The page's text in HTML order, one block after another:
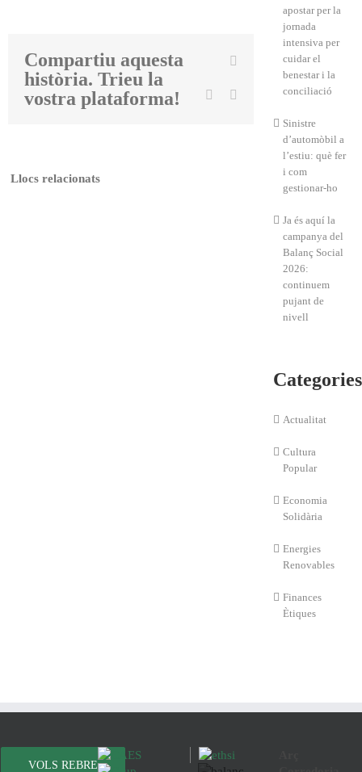
Compartiu aquesta
història. Trieu la
vostra plataforma!
Facebook
Linkedin
Llocs relacionats
apostar per la
jornada
intensiva per
cuidar el
benestar i la
conciliació
Sinistre
d’automòbil a
l’estiu: què fer
i com
gestionar-ho
Ja és aquí la
campanya del
Balanç Social
2026:
continuem
pujant de
nivell
Categories
Actualitat
Cultura
Popular
Economia
Solidària
Energies
Renovables
Finances
Ètiques
VOLS REBRE